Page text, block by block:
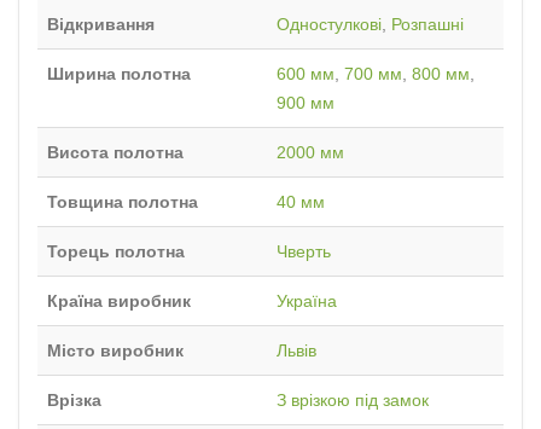
Відкривання Одностулкові, Розпашні
Ширина полотна 600 мм, 700 мм, 800 мм,
900 мм
Висота полотна 2000 мм
Товщина полотна 40 мм
Торець полотна Чверть
Країна виробник Україна
Місто виробник Львів
Врізка З врізкою під замок